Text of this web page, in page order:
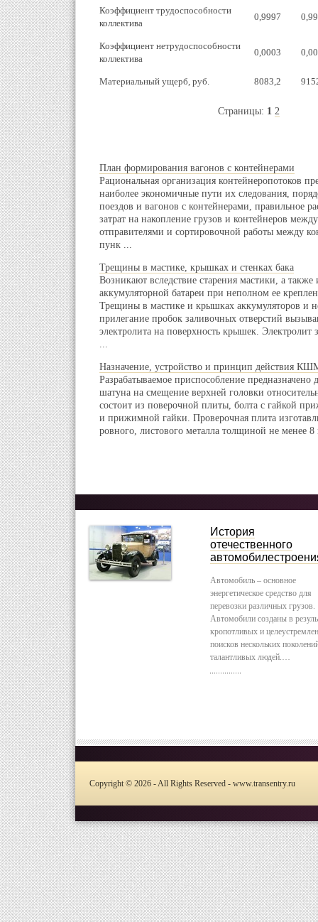
Коэффициент трудоспособности
коллектива
0,9997
Коэффициент нетрудоспособности
коллектива
0,0003
Материальный ущерб, руб. 8083,2
Страницы: 1 2
План формирования вагонов с контейнерами
Рациональная организация контейнеропотоков
наиболее экономичные пути их следования,
поездов и вагонов с контейнерами, правильное
затрат на накопление грузов и контейнеров
отправителями и сортировочной работы между
пунк ...
Трещины в мастике, крышках и стенках бака
Возникают вследствие старения мастики, а также
аккумуляторной батареи при неполном ее
Трещины в мастике и крышках аккумуляторов и
прилегание пробок заливочных отверстий
электролита на поверхность крышек. Электролит
...
Назначение, устройство и принцип действия
Разрабатываемое приспособление предназначено
шатуна на смещение верхней головки
состоит из поверочной плиты, болта с гайкой
и прижимной гайки. Проверочная плита
ровного, листового металла толщиной не менее
История
отечественного
Автомобиль – основное
энергетическое средство для
перевозки различных грузов.
Автомобили созданы в
кропотливых и
поисков нескольких
талантливых людей.…
Copyright © 2026 - All Rights Reserved - www.transentry.ru